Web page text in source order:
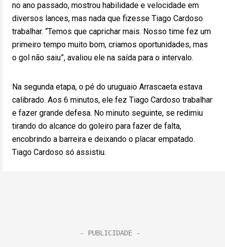
no ano passado, mostrou habilidade e velocidade em
diversos lances, mas nada que fizesse Tiago Cardoso
trabalhar. “Temos que caprichar mais. Nosso time fez um
primeiro tempo muito bom, criamos oportunidades, mas
o gol não saiu”, avaliou ele na saída para o intervalo.
Na segunda etapa, o pé do uruguaio Arrascaeta estava
calibrado. Aos 6 minutos, ele fez Tiago Cardoso trabalhar
e fazer grande defesa. No minuto seguinte, se redimiu
tirando do alcance do goleiro para fazer de falta,
encobrindo a barreira e deixando o placar empatado.
Tiago Cardoso só assistiu.